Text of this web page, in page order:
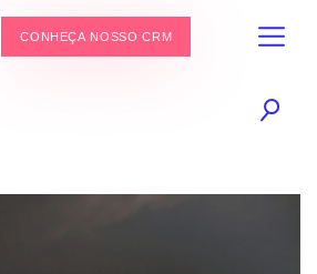
CONHEÇA NOSSO CRM